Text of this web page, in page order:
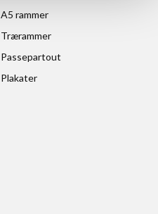
A5 rammer
Trærammer
Passepartout
Plakater